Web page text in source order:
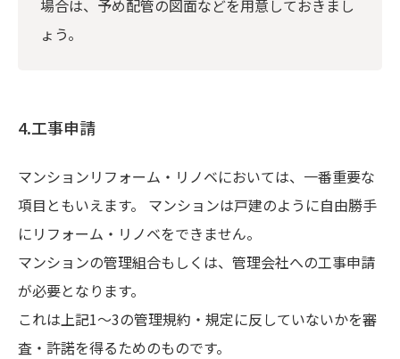
場合は、予め配管の図面などを用意しておきまし
ょう。
4.工事申請
マンションリフォーム・リノベにおいては、一番重要な
項目ともいえます。 マンションは戸建のように自由勝手
にリフォーム・リノベをできません。
マンションの管理組合もしくは、管理会社への工事申請
が必要となります。
これは上記1～3の管理規約・規定に反していないかを審
査・許諾を得るためのものです。